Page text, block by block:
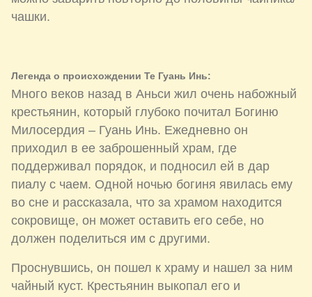
чашки.
Легенда о происхождении Те Гуань Инь:
Много веков назад в Аньси жил очень набожный
крестьянин, который глубоко почитал Богиню
Милосердия – Гуань Инь. Ежедневно он
приходил в ее заброшенный храм, где
поддерживал порядок, и подносил ей в дар
пиалу с чаем. Одной ночью богиня явилась ему
во сне и рассказала, что за храмом находится
сокровище, он может оставить его себе, но
должен поделиться им с другими.
Проснувшись, он пошел к храму и нашел за ним
чайный куст. Крестьянин выкопал его и